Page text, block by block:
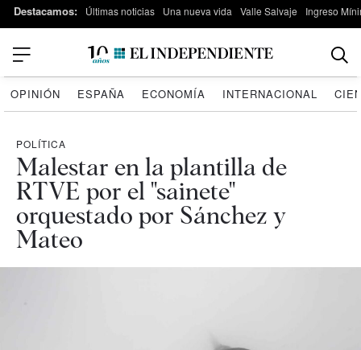
Destacamos: Últimas noticias Una nueva vida Valle Salvaje Ingreso
OPINIÓN ESPAÑA ECONOMÍA INTERNACIONAL
POLÍTICA
Malestar en la plantilla de
RTVE por el "sainete"
orquestado por Sánchez y
Mateo